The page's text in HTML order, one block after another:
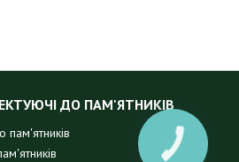
ДО ПАМ'ЯТНИКІВ
пам'ятників
КНОПКА
ЗВ'ЯЗКУ